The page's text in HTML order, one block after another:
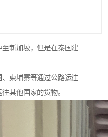
新加坡，但是在泰国建
柬埔寨等通过公路运往
其他国家的货物。